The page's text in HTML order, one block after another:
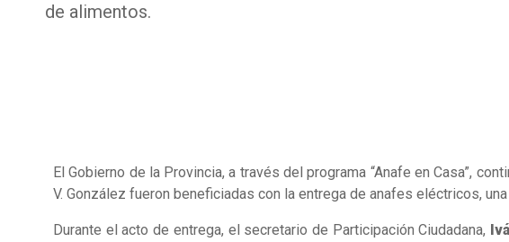
de alimentos.
El Gobierno de la Provincia, a través del programa “Anafe en Casa”,
V. González fueron beneficiadas con la entrega de anafes eléctricos,
Durante el acto de entrega, el secretario de Participación Ciudadana,